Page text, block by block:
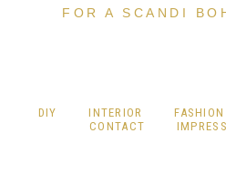
FOR A SCANDI
DIY INTERIOR FASHION
CONTACT